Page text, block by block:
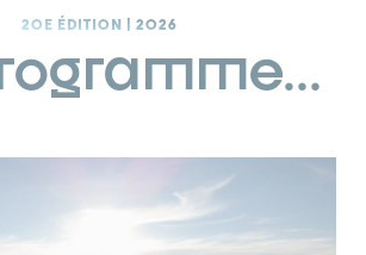
20E ÉDITION | 2026